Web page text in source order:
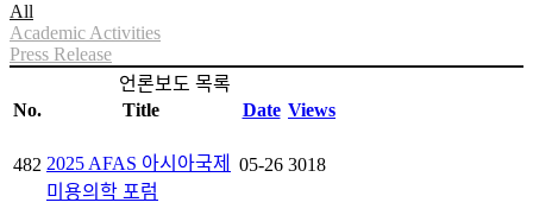
All
Academic Activities
Press Release
언론보도 목록
No.
Title Date Views
482 2025 AFAS 아시아국제
미용의학 포럼
05-26 3018